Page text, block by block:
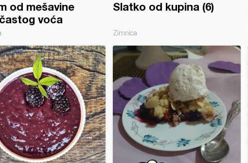
od mešavine
voća
Slatko od kupina (6)
Zimnica